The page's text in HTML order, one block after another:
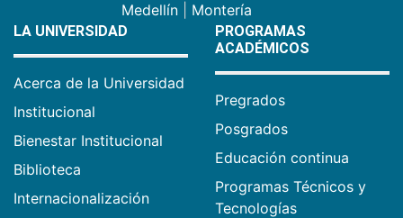
Medellín
Montería
LA UNIVERSIDAD
Acerca de la Universidad
Institucional
Bienestar Institucional
Biblioteca
Internacionalización
PROGRAMAS
ACADÉMICOS
Pregrados
Posgrados
Educación continua
Programas Técnicos y
Tecnologías